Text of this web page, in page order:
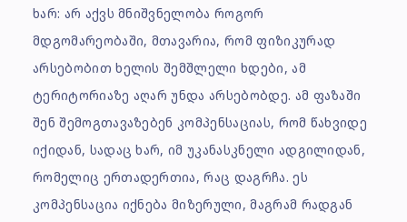
ხარ: არ აქვს მნიშვნელობა როგორ
მდგომარეობაში, მთავარია, რომ ფიზიკურად
არსებობით ხელის შემშლელი ხდები, ამ
ტერიტორიაზე აღარ უნდა არსებობდე. ამ ფაზაში
შენ შემოგთავაზებენ კომპენსაციას, რომ წახვიდე
იქიდან, სადაც ხარ, იმ უკანასკნელი ადგილიდან,
რომელიც ერთადერთია, რაც დაგრჩა. ეს
კომპენსაცია იქნება მიზერული, მაგრამ რადგან